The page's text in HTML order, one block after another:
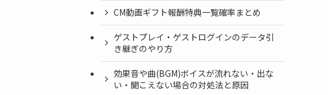
CM動画ギフト報酬特典一覧確率まとめ
ゲストプレイ・ゲストログインのデータ引
き継ぎのやり方
効果音や曲(BGM)ボイスが流れない・出な
い・聞こえない場合の対処法と原因